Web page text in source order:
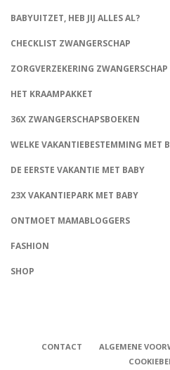
BABYUITZET, HEB JIJ ALLES AL?
CHECKLIST ZWANGERSCHAP
ZORGVERZEKERING ZWANGERSCHAP
HET KRAAMPAKKET
36X ZWANGERSCHAPSBOEKEN
WELKE VAKANTIEBESTEMMING MET
DE EERSTE VAKANTIE MET BABY
23X VAKANTIEPARK MET BABY
ONTMOET MAMABLOGGERS
FASHION
SHOP
CONTACT ALGEMENE